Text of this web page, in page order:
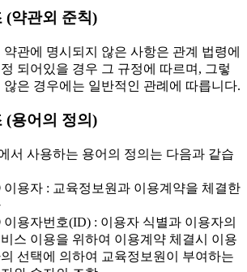
(약관외 준칙)
약관에 명시되지 않은 사항은 관계 법령에
되어있을 경우 그 규정에 따르며, 그렇
않은 경우에는 일반적인 관례에 따릅니다.
(용어의 정의)
서 사용하는 용어의 정의는 다음과 같습
용자 : 교육정보원과 이용계약을 체결한
용자번호(ID) : 이용자 식별과 이용자의
스 이용을 위하여 이용계약 체결시 이용
선택에 의하여 교육정보원이 부여하는